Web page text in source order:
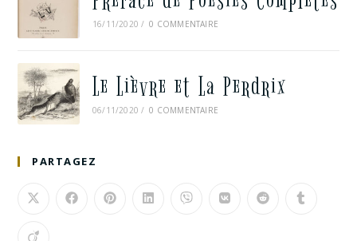
16/11/2020 / 0 COMMENTAIRE
Le Lièvre et La Perdrix
06/11/2020 / 0 COMMENTAIRE
PARTAGEZ